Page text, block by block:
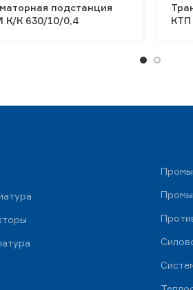
подстанция
К/К 630/10/0,4
КТП